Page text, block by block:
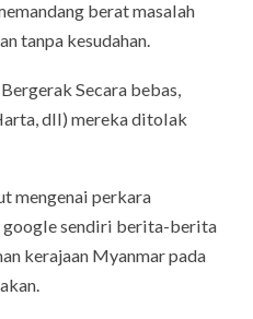
berat masalah
tanpa kesudahan.
Secara bebas,
dll) mereka ditolak
mengenai perkara
google sendiri berita-berita
kerajaan Myanmar pada